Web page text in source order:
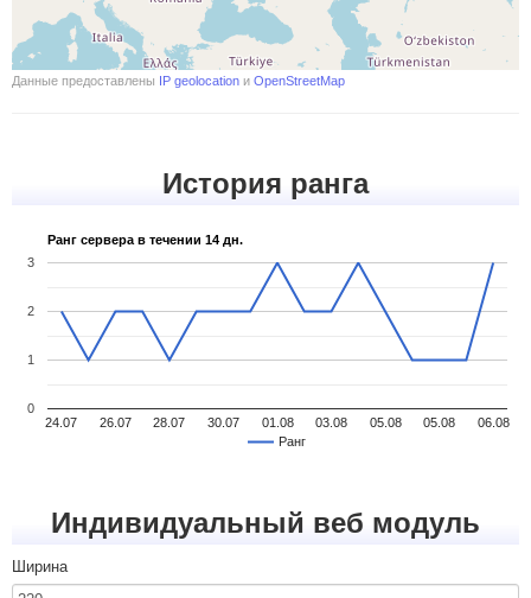
Данные предоставлены IP geolocation и OpenStreetMap
История ранга
Ранг сервера в течении 14 дн.
Ранг
24.07 26.07 28.07 30.07 01.08 03.08 05.08 05.08 06.08
0
1
2
3
Индивидуальный веб модуль
Ширина